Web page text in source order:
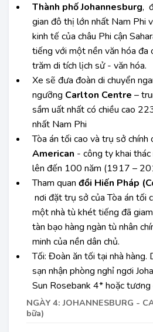
Thành phố Johannesburg,
gian đô thị lớn nhất Nam Phi
kinh tế của châu Phi cận
tiếng với một nền văn hóa đa
trăm di tích lịch sử - văn hóa.
Xe sẽ đưa đoàn di chuyển
ngưỡng Carlton Centre –
sầm uất nhất có chiều cao
nhất Nam Phi
Tòa án tối cao và trụ sở chính
American - công ty khai
lên đến 100 năm (1917 –
Tham quan đồi Hiến Pháp
nơi đặt trụ sở của Tòa án tối
một nhà tù khét tiếng đã
tàn bạo hàng ngàn tù nhân
minh của nền dân chủ.
Tối: Đoàn ăn tối tại nhà hàng.
sạn nhận phòng nghỉ ngơi
Sun Rosebank 4* hoặc tương
NGÀY 4: JOHANNESBURG -
bữa)